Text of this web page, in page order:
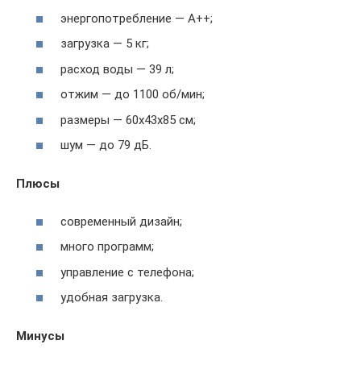
энергопотребление — A++;
загрузка — 5 кг;
расход воды — 39 л;
отжим — до 1100 об/мин;
размеры — 60x43x85 см;
шум — до 79 дБ.
Плюсы
современный дизайн;
много программ;
управление с телефона;
удобная загрузка.
Минусы